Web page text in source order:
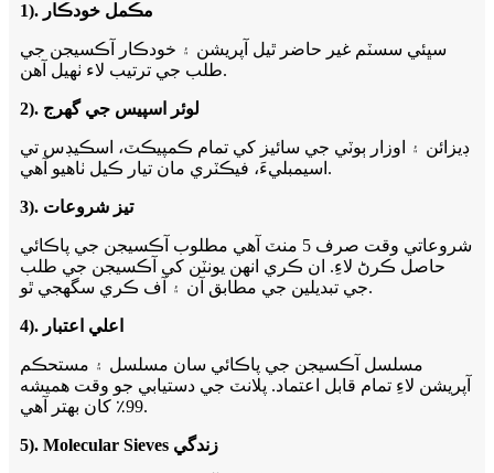
1). مڪمل خودڪار
سڀئي سسٽم غير حاضر ٿيل آپريشن ۽ خودڪار آڪسيجن جي
طلب جي ترتيب لاء ٺهيل آهن.
2). لوئر اسپيس جي گهرج
ڊيزائن ۽ اوزار ٻوٽي جي سائيز کي تمام ڪمپيڪٽ، اسڪيڊس تي
اسيمبليءَ، فيڪٽري مان تيار ڪيل ٺاھيو آھي.
3). تيز شروعات
شروعاتي وقت صرف 5 منٽ آهي مطلوب آڪسيجن جي پاڪائي
حاصل ڪرڻ لاءِ. ان ڪري انهن يونٽن کي آڪسيجن جي طلب
جي تبديلين جي مطابق آن ۽ آف ڪري سگھجي ٿو.
4). اعلي اعتبار
مسلسل آڪسيجن جي پاڪائي سان مسلسل ۽ مستحڪم
آپريشن لاءِ تمام قابل اعتماد. پلانٽ جي دستيابي جو وقت هميشه
99٪ کان بهتر آهي.
5). Molecular Sieves زندگي